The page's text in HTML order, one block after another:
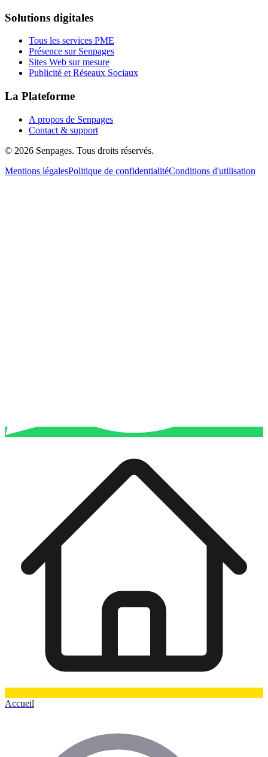
Solutions digitales
Tous les services PME
Présence sur Senpages
Sites Web sur mesure
Publicité et Réseaux Sociaux
La Plateforme
A propos de Senpages
Contact & support
© 2026 Senpages. Tous droits réservés.
Mentions légalesPolitique de confidentialitéConditions d'utilisation
Accueil